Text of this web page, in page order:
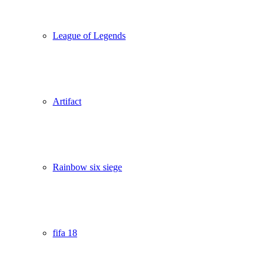
League of Legends
Artifact
Rainbow six siege
fifa 18